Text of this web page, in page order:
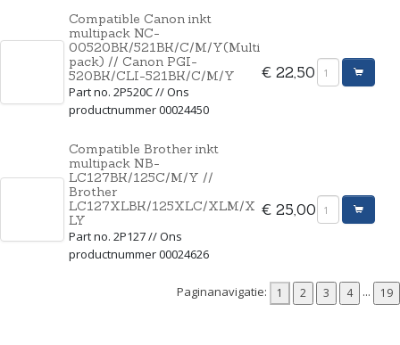
Compatible Canon inkt
multipack NC-
00520BK/521BK/C/M/Y(Multi
pack) // Canon PGI-
520BK/CLI-521BK/C/M/Y
Part no. 2P520C // Ons
productnummer 00024450
€ 22,50
Compatible Brother inkt
multipack NB-
LC127BK/125C/M/Y //
Brother
LC127XLBK/125XLC/XLM/X
LY
Part no. 2P127 // Ons
productnummer 00024626
€ 25,00
Paginanavigatie: ...